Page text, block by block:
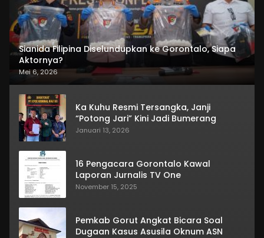
Sianida Filipina Diselundupkan ke Gorontalo, Siapa
Aktornya?
Mei 6, 2026
Ka Kuhu Resmi Tersangka, Janji
“Potong Jari” Kini Jadi Bumerang
Januari 13, 2026
16 Pengacara Gorontalo Kawal
Laporan Jurnalis TV One
November 15, 2025
Pemkab Gorut Angkat Bicara Soal
Dugaan Kasus Asusila Oknum ASN